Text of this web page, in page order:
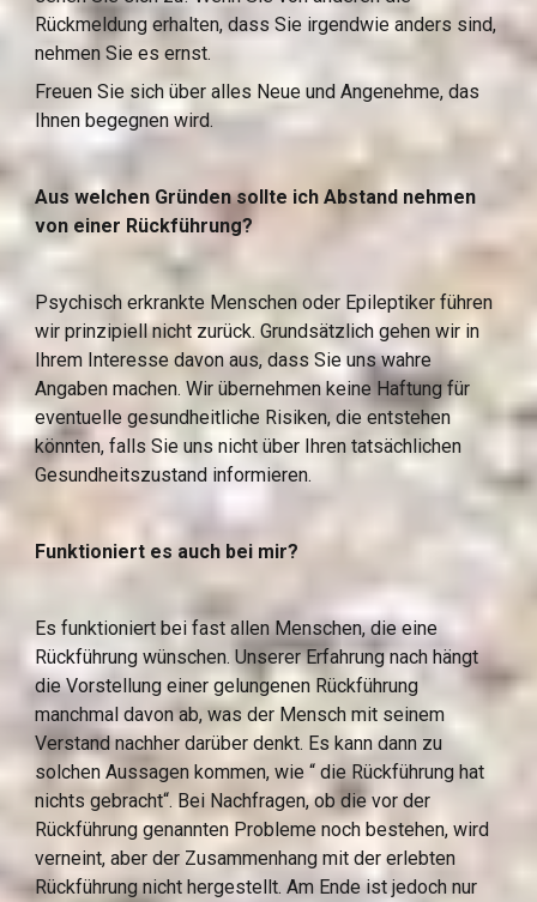
Rückmeldung erhalten, dass Sie irgendwie anders sind,
nehmen Sie es ernst.
Freuen Sie sich über alles Neue und Angenehme, das
Ihnen begegnen wird.
Aus welchen Gründen sollte ich Abstand nehmen
von einer Rückführung?
Psychisch erkrankte Menschen oder Epileptiker führen
wir prinzipiell nicht zurück. Grundsätzlich gehen wir in
Ihrem Interesse davon aus, dass Sie uns wahre
Angaben machen. Wir übernehmen keine Haftung für
eventuelle gesundheitliche Risiken, die entstehen
könnten, falls Sie uns nicht über Ihren tatsächlichen
Gesundheitszustand informieren.
Funktioniert es auch bei mir?
Es funktioniert bei fast allen Menschen, die eine
Rückführung wünschen. Unserer Erfahrung nach hängt
die Vorstellung einer gelungenen Rückführung
manchmal davon ab, was der Mensch mit seinem
Verstand nachher darüber denkt. Es kann dann zu
solchen Aussagen kommen, wie “ die Rückführung hat
nichts gebracht“. Bei Nachfragen, ob die vor der
Rückführung genannten Probleme noch bestehen, wird
verneint, aber der Zusammenhang mit der erlebten
Rückführung nicht hergestellt. Am Ende ist jedoch nur